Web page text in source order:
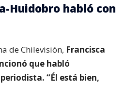
Huidobro habló con
de Chilevisión, Francisca
que habló
“Él está bien,